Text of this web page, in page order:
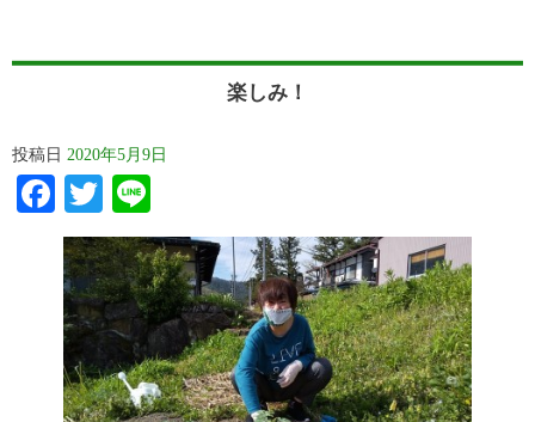
楽しみ！
投稿日 2020年5月9日
Facebook
Twitter